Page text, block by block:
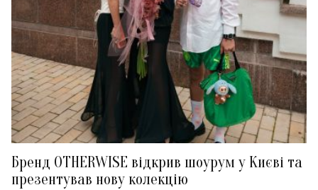
Бренд OTHERWISE відкрив шоурум у Києві та
презентував нову колекцію